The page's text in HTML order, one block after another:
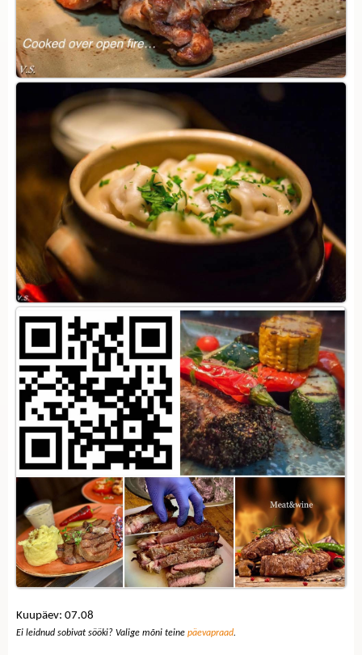
Kuupäev: 07.08
Ei leidnud sobivat sööki? Valige mõni teine päevapraad.